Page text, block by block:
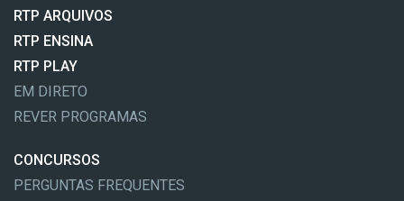
RTP ARQUIVOS
RTP ENSINA
RTP PLAY
EM DIRETO
REVER PROGRAMAS
CONCURSOS
PERGUNTAS FREQUENTES